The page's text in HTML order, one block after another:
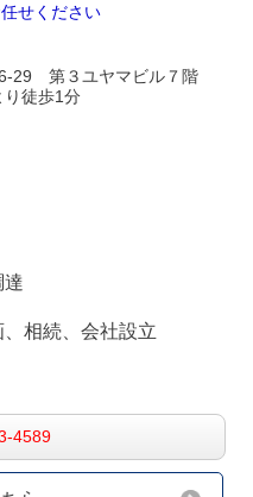
せください
29 第３ユヤマビル７階
り徒歩1分
達
相続、会社設立
4589